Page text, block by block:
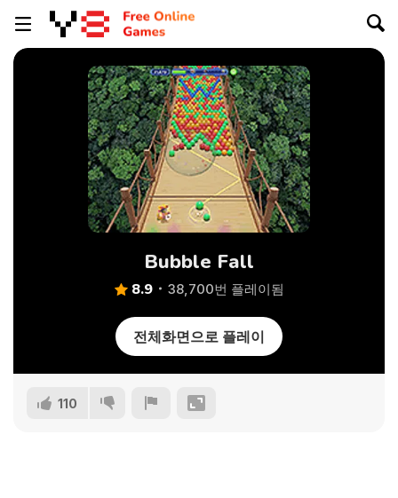
Bubble Fall
8.9 38,700번 플레이됨
전체화면으로 플레이
110